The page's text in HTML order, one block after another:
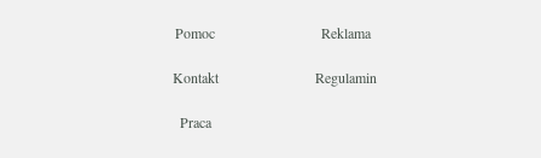
Pomoc Reklama
Kontakt Regulamin
Praca